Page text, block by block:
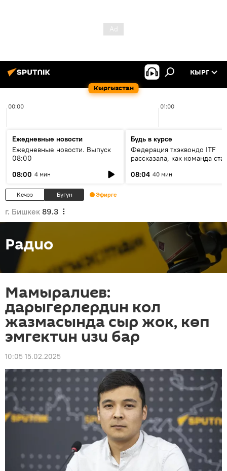
Кыргызстан
КЫРГ
00:00 01:00
Ежедневные новости
Ежедневные новости. Выпуск
08:00
08:00 4 мин
Будь в курсе
Федерация тхэквондо ITF
рассказала, как команда
08:04 40 мин
Кечээ Бүгүн Эфирге
г. Бишкек 89.3
Радио
Мамыралиев:
дарыгерлердин кол
жазмасында сыр жок, көп
эмгектин изи бар
10:05 15.02.2025